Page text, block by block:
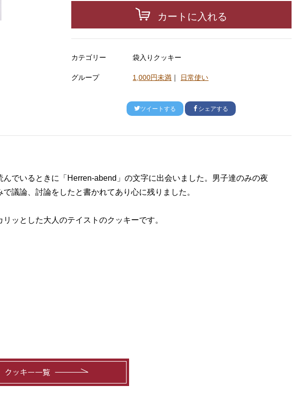
カートに入れる
カテゴリー 袋入りクッキー
グループ 1,000円未満 ｜ 日常使い
ツイートする シェアする
でいるときに「Herren-abend」の文字に出会いました。男子達のみの夜
議論、討論をしたと書かれてあり心に残りました。
ッとした大人のテイストのクッキーです。